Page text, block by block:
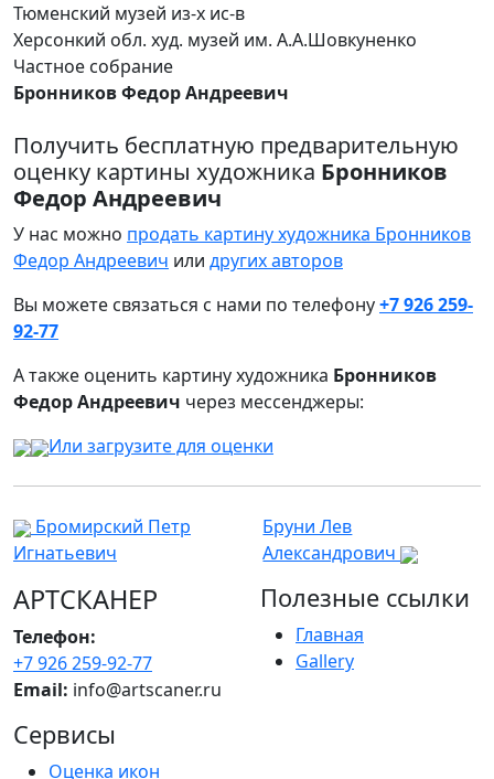
Тюменский музей из-х ис-в
Херсонкий обл. худ. музей им. А.А.Шовкуненко
Частное собрание
Бронников Федор Андреевич
Получить бесплатную предварительную
оценку картины художника Бронников
Федор Андреевич
У нас можно продать картину художника Бронников
Федор Андреевич или других авторов
Вы можете связаться с нами по телефону+7 926 259-
92-77
А также оценить картину художника Бронников
Федор Андреевич через мессенджеры:
Или загрузите для оценки
Бромирский Петр
Игнатьевич
Бруни Лев
Александрович
АРТСКАНЕР
Телефон:
+7 926 259-92-77
Email: info@artscaner.ru
Полезные ссылки
Главная
Gallery
Сервисы
Оценка икон